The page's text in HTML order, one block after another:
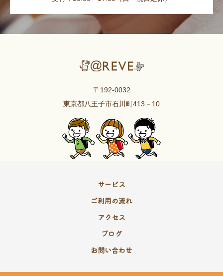
〒192-0032
東京都八王子市石川町413－10
サービス
ご利用の流れ
アクセス
ブログ
お問い合わせ